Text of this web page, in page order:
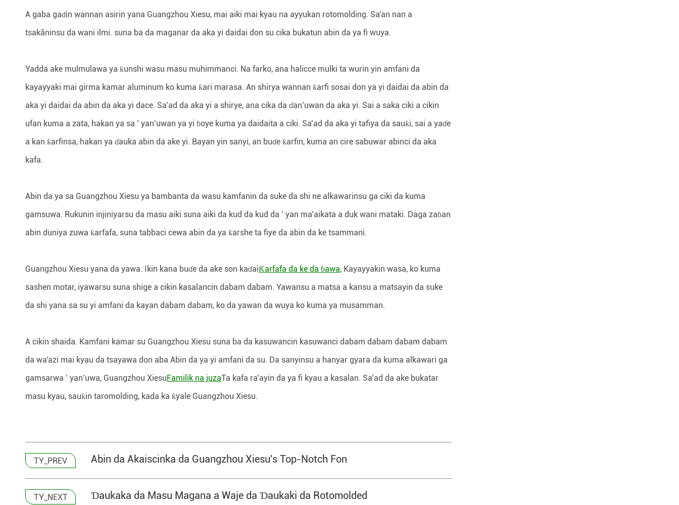
A gaba gaɗin wannan asirin yana Guangzhou Xiesu, mai aiki mai kyau na ayyukan rotomolding. Sa'an nan a
tsakãninsu da wani ilmi. suna ba da maganar da aka yi daidai don su cika bukatun abin da ya fi wuya.
Yadda ake mulmulawa ya ƙunshi wasu masu muhimmanci. Na farko, ana halicce mulki ta wurin yin amfani da
kayayyaki mai girma kamar aluminum ko kuma ƙari marasa. An shirya wannan ƙarfi sosai don ya yi daidai da abin da
aka yi daidai da abin da aka yi dace. Sa’ad da aka yi a shirye, ana cika da ɗan’uwan da aka yi. Sai a saka ciki a cikin
ufan kuma a zata, hakan ya sa ’ yan’uwan ya yi ɓoye kuma ya daidaita a ciki. Sa’ad da aka yi tafiya da sauƙi, sai a yaɗe
a kan ƙarfinsa, hakan ya ɗauka abin da ake yi. Bayan yin sanyi, an buɗe ƙarfin, kuma an cire sabuwar abinci da aka
kafa.
Abin da ya sa Guangzhou Xiesu ya bambanta da wasu kamfanin da suke da shi ne alkawarinsu ga ciki da kuma
gamsuwa. Rukunin injiniyarsu da masu aiki suna aiki da kud da kud da ’ yan ma’aikata a duk wani mataki. Daga zaɓan
abin duniya zuwa ƙarfafa, suna tabbaci cewa abin da ya ƙarshe ta fiye da abin da ke tsammani.
Guangzhou Xiesu yana da yawa. Ikin kana buɗe da ake son kaɗaiƘarfafa da ke da ɓawa, Kayayyakin wasa, ko kuma
sashen motar, iyawarsu suna shige a cikin kasalancin dabam dabam. Yawansu a matsa a kansu a matsayin da suke
da shi yana sa su yi amfani da kayan dabam dabam, ko da yawan da wuya ko kuma ya musamman.
A cikin shaida. Kamfani kamar su Guangzhou Xiesu suna ba da kasuwancin kasuwanci dabam dabam dabam dabam
da wa'azi mai kyau da tsayawa don aba Abin da ya yi amfani da su. Da sanyinsu a hanyar gyara da kuma alkawari ga
gamsarwa ’ yan’uwa, Guangzhou XiesuFamilik na juzaTa kafa ra’ayin da ya fi kyau a kasalan. Sa’ad da ake bukatar
masu kyau, sauƙin taromolding, kada ka ƙyale Guangzhou Xiesu.
TY_PREV Abin da Akaiscinka da Guangzhou Xiesu's Top-Notch Fon
TY_NEXT Ɗaukaka da Masu Magana a Waje da Ɗaukaki da Rotomolded